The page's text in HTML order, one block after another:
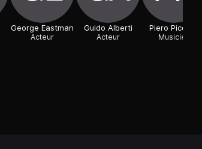
George Eastman
Acteur
Guido Alberti
Acteur
Piero Piccioni
Musicien